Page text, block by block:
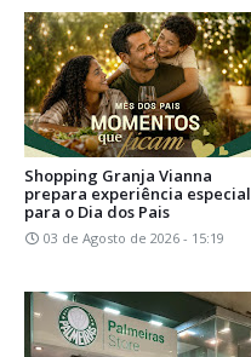
Shopping Granja Vianna
prepara experiência especial
para o Dia dos Pais
03 de Agosto de 2026 - 15:19